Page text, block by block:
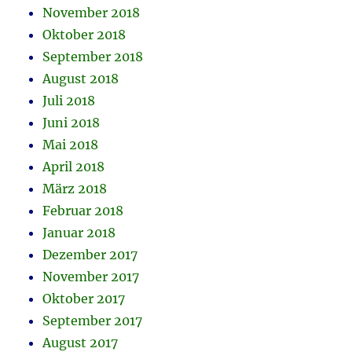
November 2018
Oktober 2018
September 2018
August 2018
Juli 2018
Juni 2018
Mai 2018
April 2018
März 2018
Februar 2018
Januar 2018
Dezember 2017
November 2017
Oktober 2017
September 2017
August 2017